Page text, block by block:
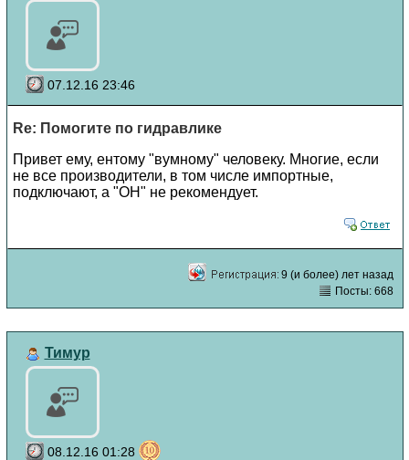
07.12.16 23:46
Re: Помогите по гидравлике
Привет ему, ентому "вумному" человеку. Многие, если
не все производители, в том числе импортные,
подключают, а "ОН" не рекомендует.
9 (и более) лет назад
Посты: 668
Тимур
08.12.16 01:28